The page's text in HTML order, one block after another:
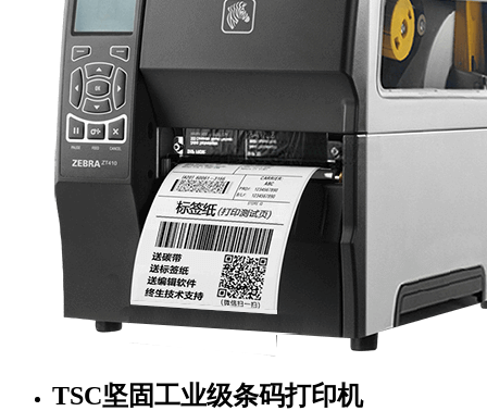
TSC坚固工业级条码打印机